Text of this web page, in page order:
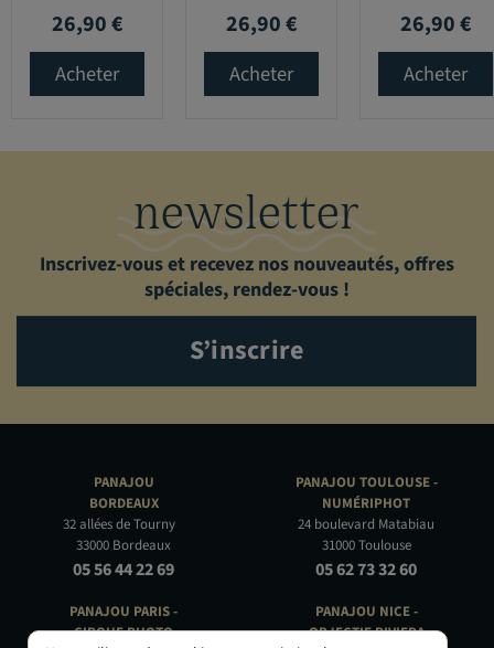
Prix
26,90 €
Acheter
Prix
26,90 €
Acheter
Prix
26,90 €
Acheter
newsletter
Inscrivez-vous et recevez nos nouveautés, offres
spéciales, rendez-vous !
S’inscrire
PANAJOU
BORDEAUX
32 allées de Tourny
33000 Bordeaux
05 56 44 22 69
PANAJOU PARIS -
CIRQUE PHOTO
PANAJOU TOULOUSE -
NUMÉRIPHOT
24 boulevard Matabiau
31000 Toulouse
05 62 73 32 60
PANAJOU NICE -
OBJECTIF RIVIERA